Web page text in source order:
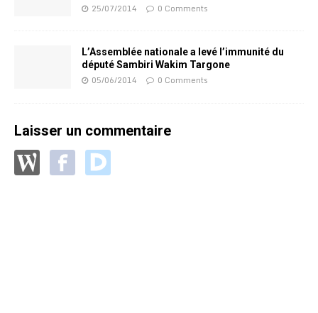
25/07/2014 0 Comments
L’Assemblée nationale a levé l’immunité du
député Sambiri Wakim Targone
05/06/2014 0 Comments
Laisser un commentaire